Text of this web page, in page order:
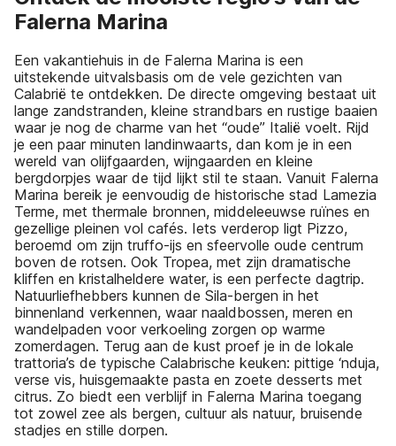
Falerna Marina
Een vakantiehuis in de Falerna Marina is een
uitstekende uitvalsbasis om de vele gezichten van
Calabrië te ontdekken. De directe omgeving bestaat uit
lange zandstranden, kleine strandbars en rustige baaien
waar je nog de charme van het “oude” Italië voelt. Rijd
je een paar minuten landinwaarts, dan kom je in een
wereld van olijfgaarden, wijngaarden en kleine
bergdorpjes waar de tijd lijkt stil te staan. Vanuit Falerna
Marina bereik je eenvoudig de historische stad Lamezia
Terme, met thermale bronnen, middeleeuwse ruïnes en
gezellige pleinen vol cafés. Iets verderop ligt Pizzo,
beroemd om zijn truffo-ijs en sfeervolle oude centrum
boven de rotsen. Ook Tropea, met zijn dramatische
kliffen en kristalheldere water, is een perfecte dagtrip.
Natuurliefhebbers kunnen de Sila-bergen in het
binnenland verkennen, waar naaldbossen, meren en
wandelpaden voor verkoeling zorgen op warme
zomerdagen. Terug aan de kust proef je in de lokale
trattoria’s de typische Calabrische keuken: pittige ‘nduja,
verse vis, huisgemaakte pasta en zoete desserts met
citrus. Zo biedt een verblijf in Falerna Marina toegang
tot zowel zee als bergen, cultuur als natuur, bruisende
stadjes en stille dorpen.